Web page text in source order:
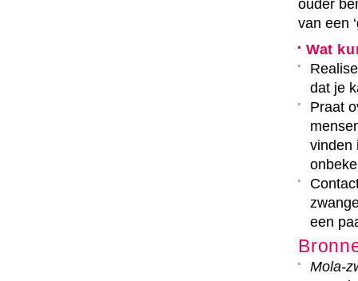
ouder
van een
Wat
dat je
Praat
vinden
een
Mola-